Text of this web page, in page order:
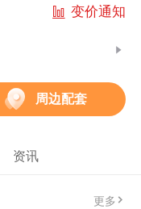
变价通知
周边配套
资讯
更多